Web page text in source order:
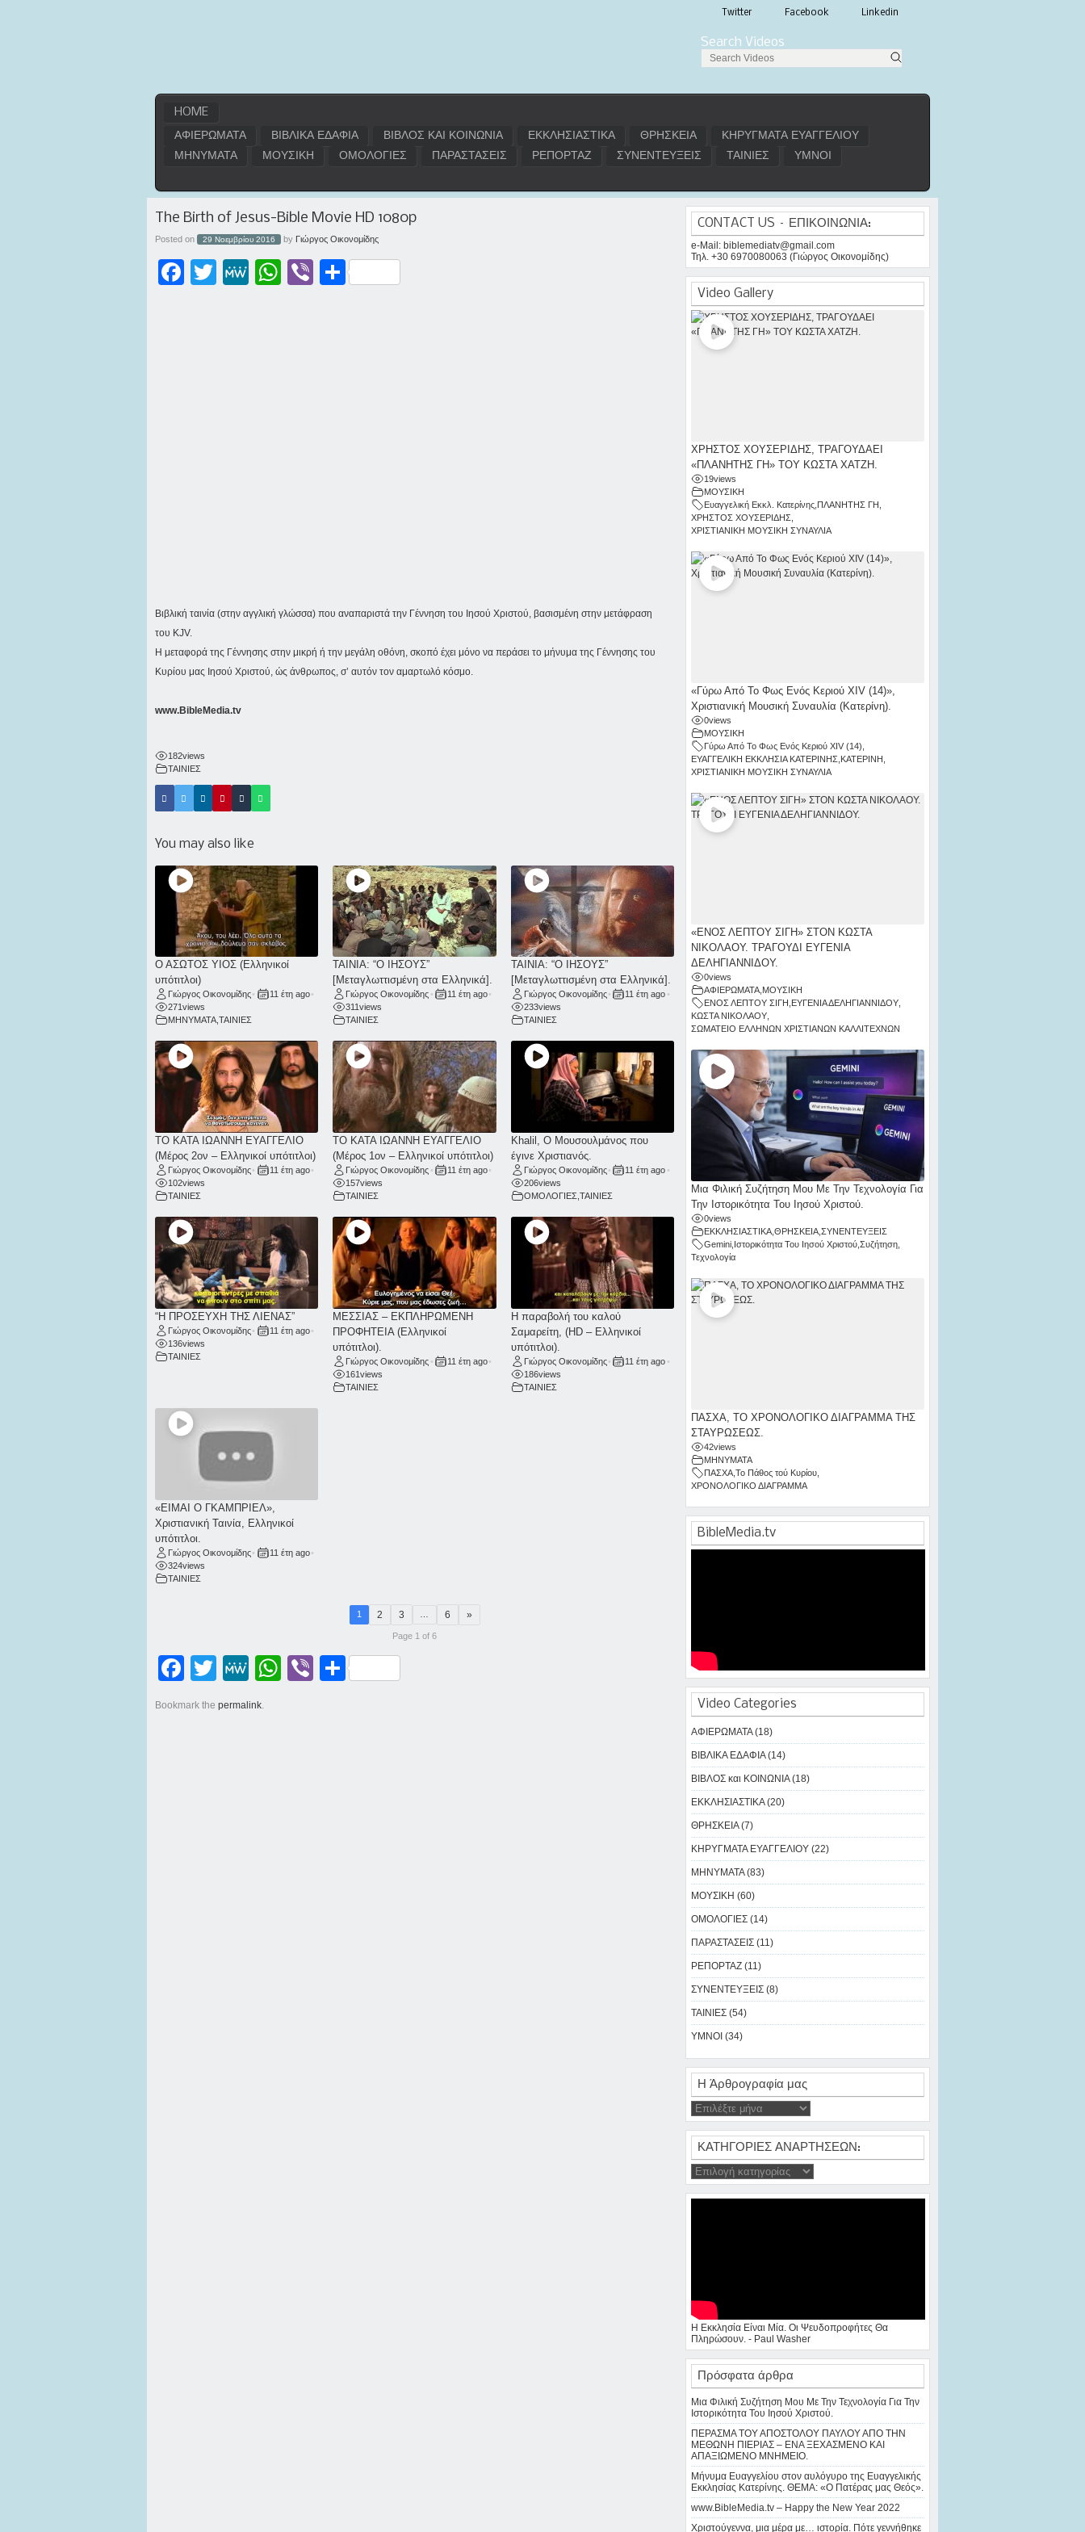
Twitter Facebook Linkedin
Search Videos
HOME
ΑΦΙΕΡΩΜΑΤΑ
ΒΙΒΛΙΚΑ ΕΔΑΦΙΑ ΒΙΒΛΟΣ ΚΑΙ ΚΟΙΝΩΝΙΑ ΕΚΚΛΗΣΙΑΣΤΙΚΑ ΘΡΗΣΚΕΙΑ
ΚΗΡΥΓΜΑΤΑ ΕΥΑΓΓΕΛΙΟΥ
ΜΗΝΥΜΑΤΑ
ΜΟΥΣΙΚΗ ΟΜΟΛΟΓΙΕΣ ΠΑΡΑΣΤΑΣΕΙΣ ΡΕΠΟΡΤΑΖ ΣΥΝΕΝΤΕΥΞΕΙΣ ΤΑΙΝΙΕΣ ΥΜΝΟΙ
The Birth of Jesus-Bible Movie HD 1080p
Posted on 29 Νοεμβρίου 2016 by Γιώργος Οικονομίδης
Facebook Twitter MeWe WhatsAppViber Μοιραστείτε
Βιβλική ταινία (στην αγγλική γλώσσα) που αναπαριστά την Γέννηση του Ιησού Χριστού, βασισμένη στην μετάφραση
του KJV.
Η μεταφορά της Γέννησης στην μικρή ή την μεγάλη οθόνη, σκοπό έχει μόνο να περάσει το μήνυμα της Γέννησης του
Κυρίου μας Ιησού Χριστού, ώς άνθρωπος, σ’ αυτόν τον αμαρτωλό κόσμο.
www.BibleMedia.tv
182views
ΤΑΙΝΙΕΣ
You may also like
Ο ΑΣΩΤΟΣ ΥΙΟΣ (Ελληνικοί
υπότιτλοι)
Γιώργος Οικονομίδης• 11 έτη ago•
271 views
ΜΗΝΥΜΑΤΑ ΤΑΙΝΙΕΣ
ΤΑΙΝΙΑ: “Ο ΙΗΣΟΥΣ”
[Μεταγλωττισμένη στα Ελληνικά].
Γιώργος Οικονομίδης • 11 έτη ago•
311views
ΤΑΙΝΙΕΣ
ΤΑΙΝΙΑ: “Ο ΙΗΣΟΥΣ”
[Μεταγλωττισμένη στα Ελληνικά].
Γιώργος Οικονομίδης• 11 έτη ago •
233views
ΤΑΙΝΙΕΣ
ΤΟ ΚΑΤΑ ΙΩΑΝΝΗ ΕΥΑΓΓΕΛΙΟ
(Μέρος 2ον – Ελληνικοί υπότιτλοι)
Γιώργος Οικονομίδης• 11 έτη ago•
102views
ΤΑΙΝΙΕΣ
ΤΟ ΚΑΤΑ ΙΩΑΝΝΗ ΕΥΑΓΓΕΛΙΟ
(Μέρος 1ον – Ελληνικοί υπότιτλοι)
Γιώργος Οικονομίδης • 11 έτη ago•
157views
ΤΑΙΝΙΕΣ
Khalil, Ο Μουσουλμάνος που
έγινε Χριστιανός.
Γιώργος Οικονομίδης• 11 έτη ago •
206views
ΟΜΟΛΟΓΙΕΣ ΤΑΙΝΙΕΣ
“Η ΠΡΟΣΕΥΧΗ ΤΗΣ ΛΙΕΝΑΣ”
Γιώργος Οικονομίδης• 11 έτη ago•
136views
ΤΑΙΝΙΕΣ
ΜΕΣΣΙΑΣ – ΕΚΠΛΗΡΩΜΕΝΗ
ΠΡΟΦΗΤΕΙΑ (Ελληνικοί
υπότιτλοι).
Γιώργος Οικονομίδης • 11 έτη ago•
161views
ΤΑΙΝΙΕΣ
Η παραβολή του καλού
Σαμαρείτη, (HD – Ελληνικοί
υπότιτλοι).
Γιώργος Οικονομίδης• 11 έτη ago •
186views
ΤΑΙΝΙΕΣ
«ΕΙΜΑΙ Ο ΓΚΑΜΠΡΙΕΛ»,
Χριστιανική Ταινία, Ελληνικοί
υπότιτλοι.
Γιώργος Οικονομίδης• 11 έτη ago•
324views
ΤΑΙΝΙΕΣ
1 2 3 6 »
Page 1 of 6
Facebook Twitter MeWe WhatsAppViber Μοιραστείτε
Bookmark the permalink.
CONTACT US – ΕΠΙΚΟΙΝΩΝΙΑ:
e-Mail: biblemediatv@gmail.com
Τηλ. +30 6970080063 (Γιώργος Οικονομίδης)
Video Gallery
ΧΡΗΣΤΟΣ ΧΟΥΣΕΡΙΔΗΣ, ΤΡΑΓΟΥΔΑΕΙ
«ΠΛΑΝΗΤΗΣ ΓΗ» ΤΟΥ ΚΩΣΤΑ ΧΑΤΖΗ.
19views
ΜΟΥΣΙΚΗ
Ευαγγελική Εκκλ. Κατερίνης, ΠΛΑΝΗΤΗΣ ΓΗ
ΧΡΗΣΤΟΣ ΧΟΥΣΕΡΙΔΗΣ
ΧΡΙΣΤΙΑΝΙΚΗ ΜΟΥΣΙΚΗ ΣΥΝΑΥΛΙΑ
«Γύρω Από Το Φως Ενός Κεριού ΧΙV (14)»,
Χριστιανική Μουσική Συναυλία (Κατερίνη).
0views
ΜΟΥΣΙΚΗ
Γύρω Από Το Φως Ενός Κεριού ΧΙV (14)
ΕΥΑΓΓΕΛΙΚΗ ΕΚΚΛΗΣΙΑ ΚΑΤΕΡΙΝΗΣ ΚΑΤΕΡΙΝΗ
ΧΡΙΣΤΙΑΝΙΚΗ ΜΟΥΣΙΚΗ ΣΥΝΑΥΛΙΑ
«ΕΝΟΣ ΛΕΠΤΟΥ ΣΙΓΗ» ΣΤΟΝ ΚΩΣΤΑ
ΝΙΚΟΛΑΟΥ. ΤΡΑΓΟΥΔΙ ΕΥΓΕΝΙΑ
ΔΕΛΗΓΙΑΝΝΙΔΟΥ.
0views
ΑΦΙΕΡΩΜΑΤΑ, ΜΟΥΣΙΚΗ
ΕΝΟΣ ΛΕΠΤΟΥ ΣΙΓΗ ΕΥΓΕΝΙΑ ΔΕΛΗΓΙΑΝΝΙΔΟΥ,
ΚΩΣΤΑ ΝΙΚΟΛΑΟΥ,
ΣΩΜΑΤΕΙΟ ΕΛΛΗΝΩΝ ΧΡΙΣΤΙΑΝΩΝ ΚΑΛΛΙΤΕΧΝΩΝ
Μια Φιλική Συζήτηση Μου Με Την Τεχνολογία Για
Την Ιστορικότητα Του Ιησού Χριστού.
0views
ΕΚΚΛΗΣΙΑΣΤΙΚΑ, ΘΡΗΣΚΕΙΑ, ΣΥΝΕΝΤΕΥΞΕΙΣ
Gemini, Ιστορικότητα Του Ιησού Χριστού, Συζήτηση,
Τεχνολογία
ΠΑΣΧΑ, ΤΟ ΧΡΟΝΟΛΟΓΙΚΟ ΔΙΑΓΡΑΜΜΑ ΤΗΣ
ΣΤΑΥΡΩΣΕΩΣ.
42views
ΜΗΝΥΜΑΤΑ
ΠΑΣΧΑ, Το Πάθος τού Κυρίου,
ΧΡΟΝΟΛΟΓΙΚΟ ΔΙΑΓΡΑΜΜΑ
BibleMedia.tv
Video Categories
ΑΦΙΕΡΩΜΑΤΑ (18)
ΒΙΒΛΙΚΑ ΕΔΑΦΙΑ (14)
ΒΙΒΛΟΣ και ΚΟΙΝΩΝΙΑ (18)
ΕΚΚΛΗΣΙΑΣΤΙΚΑ (20)
ΘΡΗΣΚΕΙΑ (7)
ΚΗΡΥΓΜΑΤΑ ΕΥΑΓΓΕΛΙΟΥ (22)
ΜΗΝΥΜΑΤΑ (83)
ΜΟΥΣΙΚΗ (60)
ΟΜΟΛΟΓΙΕΣ (14)
ΠΑΡΑΣΤΑΣΕΙΣ (11)
ΡΕΠΟΡΤΑΖ (11)
ΣΥΝΕΝΤΕΥΞΕΙΣ (8)
ΤΑΙΝΙΕΣ (54)
ΥΜΝΟΙ (34)
Η Άρθρογραφία μας
ΚΑΤΗΓΟΡΙΕΣ ΑΝΑΡΤΗΣΕΩΝ:
Η Εκκλησία Είναι Μία. Οι Ψευδοπροφήτες Θα
Πληρώσουν. - Paul Washer
Πρόσφατα άρθρα
Μια Φιλική Συζήτηση Μου Με Την Τεχνολογία Για Την
Ιστορικότητα Του Ιησού Χριστού.
ΠΕΡΑΣΜΑ ΤΟΥ ΑΠΟΣΤΟΛΟΥ ΠΑΥΛΟΥ ΑΠΟ ΤΗΝ
ΜΕΘΩΝΗ ΠΙΕΡΙΑΣ – ΕΝΑ ΞΕΧΑΣΜΕΝΟ ΚΑΙ
ΑΠΑΞΙΩΜΕΝΟ ΜΝΗΜΕΙΟ.
Μήνυμα Ευαγγελίου στον αυλόγυρο της Ευαγγελικής
Εκκλησίας Κατερίνης. ΘΕΜΑ: «Ο Πατέρας μας Θεός».
www.BibleMedia.tv – Happy the New Year 2022
Χριστούγεννα, μια μέρα με… ιστορία. Πότε γεννήθηκε